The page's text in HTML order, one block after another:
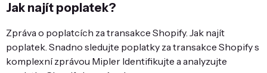
Jak najít poplatek?
Zpráva o poplatcích za transakce Shopify. Jak najít
poplatek. Snadno sledujte poplatky za transakce Shopify s
komplexní zprávou Mipler Identifikujte a analyzujte